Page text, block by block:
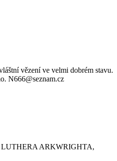
vězení ve velmi dobrém stavu.
N666@seznam.cz
ARKWRIGHTA,